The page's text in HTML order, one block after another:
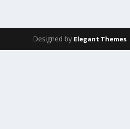
Designed by Elegant Themes